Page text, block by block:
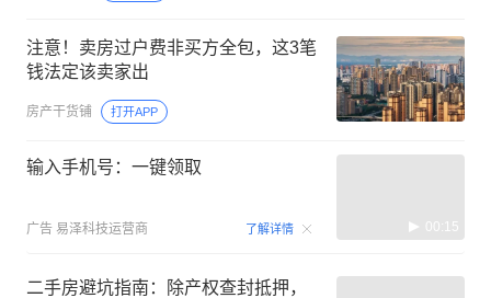
注意！卖房过户费非买方全包，这3笔
钱法定该卖家出
房产干货铺 打开APP
输入手机号：一键领取
广告 易泽科技运营商 了解详情 00:15
二手房避坑指南：除产权查封抵押，